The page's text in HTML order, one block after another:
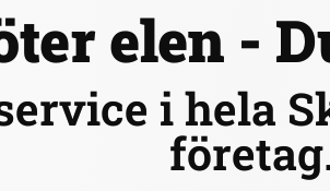
elen -
i hela